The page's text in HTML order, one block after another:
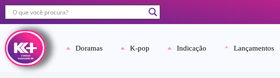
Doramas K-pop Indicação Lançamentos